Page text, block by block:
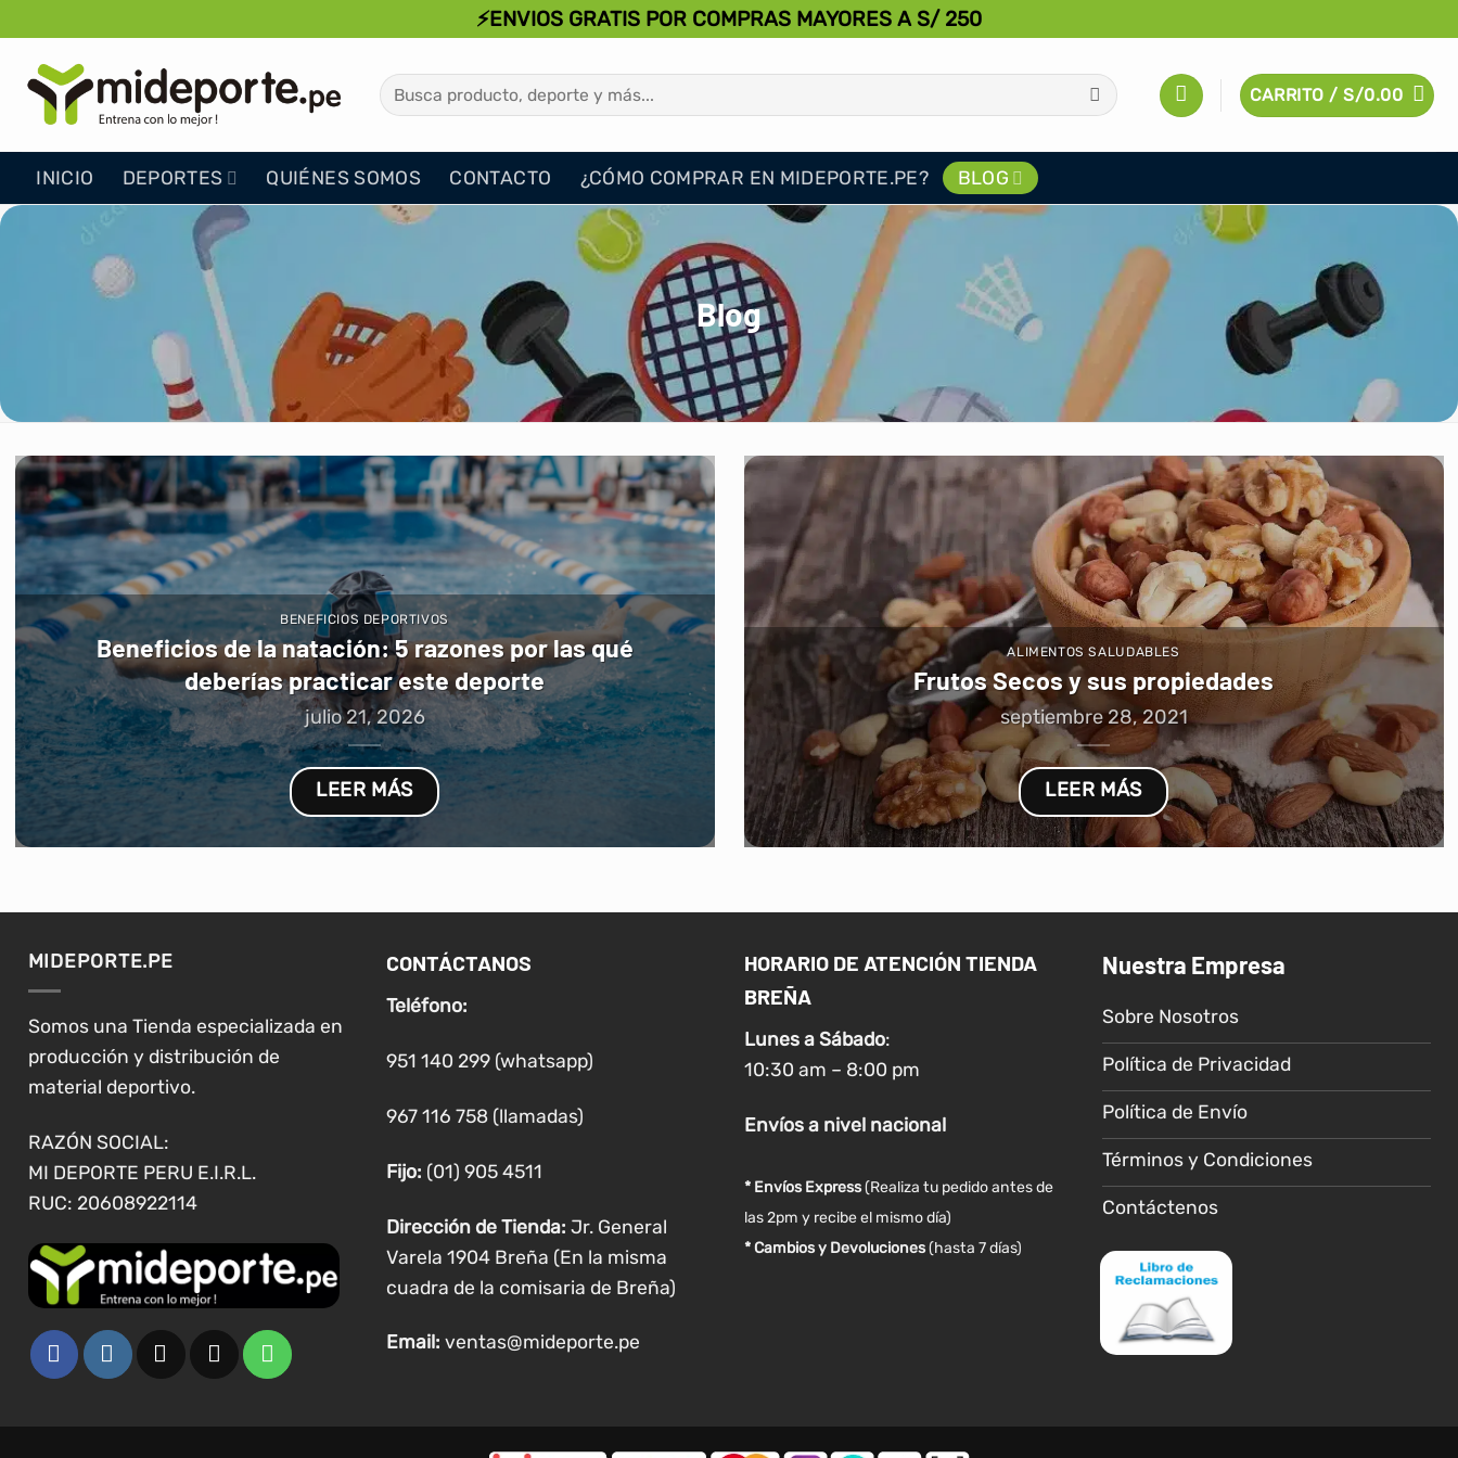
al
contenido
⚡ENVIOS GRATIS POR COMPRAS MAYORES A S/ 250
Buscar
por:
CARRITO /S/0.00
INICIO DEPORTES QUIÉNES SOMOS CONTACTO ¿CÓMO COMPRAR EN MIDEPORTE.PE? BLOG
Blog
BENEFICIOS DEPORTIVOS
Beneficios de la natación: 5 razones por las qué
deberías practicar este deporte
julio 21, 2026
LEER MÁS
ALIMENTOS SALUDABLES
Frutos Secos y sus propiedades
septiembre 28, 2021
LEER MÁS
MIDEPORTE.PE
Somos una Tienda especializada en
producción y distribución de
material deportivo.
RAZÓN SOCIAL:
MI DEPORTE PERU E.I.R.L.
RUC: 20608922114
CONTÁCTANOS
Teléfono:
951 140 299 (whatsapp)
967 116 758 (llamadas)
Fijo: (01) 905 4511
Dirección de Tienda: Jr. General
Varela 1904 Breña (En la misma
cuadra de la comisaria de Breña)
Email: ventas@mideporte.pe
HORARIO DE ATENCIÓN TIENDA
BREÑA
Lunes a Sábado:
10:30 am – 8:00 pm
Envíosa nivel nacional
* Envíos Express(Realiza tu pedido antes de
las 2pm y recibe el mismo día)
* Cambios y Devoluciones (hasta 7 días)
Nuestra Empresa
Sobre Nosotros
Política de Privacidad
Política de Envío
Términos y Condiciones
Contáctenos